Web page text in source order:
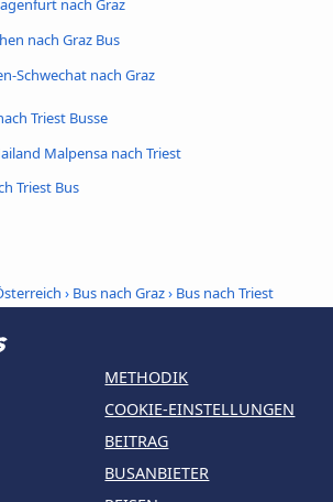
nach Graz
nach Graz Bus
Schwechat nach Graz
Triest Busse
Malpensa nach Triest
Triest Bus
› Bus nach Graz› Bus nach Triest
METHODIK
COOKIE-EINSTELLUNGEN
BEITRAG
BUSANBIETER